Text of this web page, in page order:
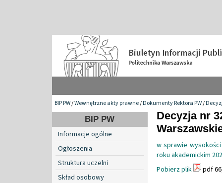
BIP PW/Wewnętrzne akty prawne/Dokumenty Rektora PW/
BIP PW
Informacje ogólne
Ogłoszenia
Struktura uczelni
Skład osobowy
Decyzja nr
w sprawie
roku akademickim
Pobierz plik
pdf